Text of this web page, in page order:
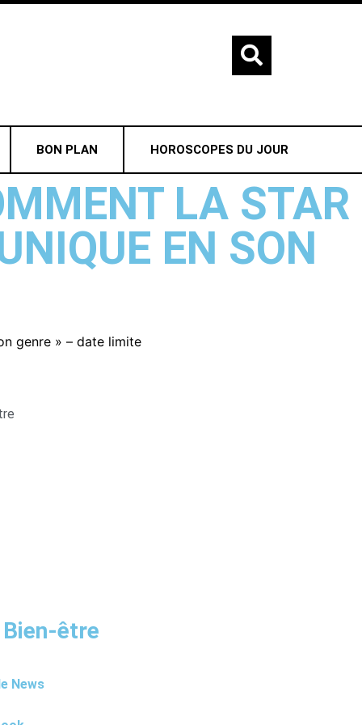
BON PLAN HOROSCOPES DU JOUR
LA STAR
EN SON
genre » – date limite
Bien-être
News